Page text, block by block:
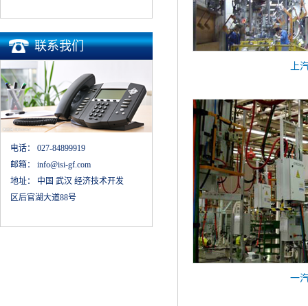
联系我们
电话： 027-84899919
邮箱： info@isi-gf.com
地址： 中国 武汉 经济技术开发
区后官湖大道88号
上
一